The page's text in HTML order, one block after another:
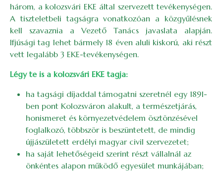
három, a kolozsvári EKE által szervezett tevékenységen.
A tiszteletbeli tagságra vonatkozóan a közgyűlésnek
kell szavaznia a Vezető Tanács javaslata alapján.
Ifjúsági tag lehet bármely 18 éven aluli kiskorú, aki részt
vett legalább 3 EKE-tevékenységen.
Légy te is a kolozsvári EKE tagja:
ha tagsági díjaddal támogatni szeretnél egy 1891-
ben pont Kolozsváron alakult, a természetjárás,
honismeret és környezetvédelem ösztönzésével
foglalkozó, többször is beszüntetett, de mindig
újjászületett erdélyi magyar civil szervezetet;
ha saját lehetőségeid szerint részt vállalnál az
önkéntes alapon működő egyesület munkájában;